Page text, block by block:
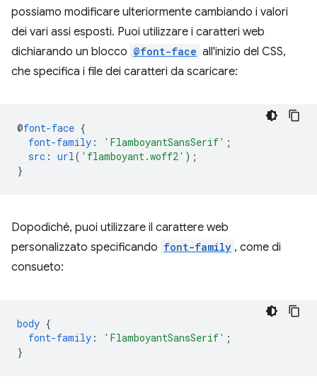
possiamo modificare ulteriormente cambiando i valori
dei vari assi esposti. Puoi utilizzare i caratteri web
dichiarando un blocco @font-face all'inizio del CSS,
che specifica i file dei caratteri da scaricare:
@font-face {
font-family : 'FlamboyantSansSerif' ;
src : url( 'flamboyant.woff2' );
}
Dopodiché, puoi utilizzare il carattere web
personalizzato specificando font-family , come di
consueto:
body {
font-family : 'FlamboyantSansSerif' ;
}